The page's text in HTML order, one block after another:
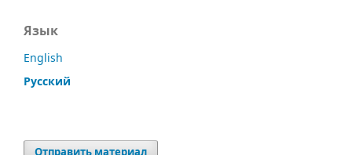
Язык
English
Русский
Отправить материал